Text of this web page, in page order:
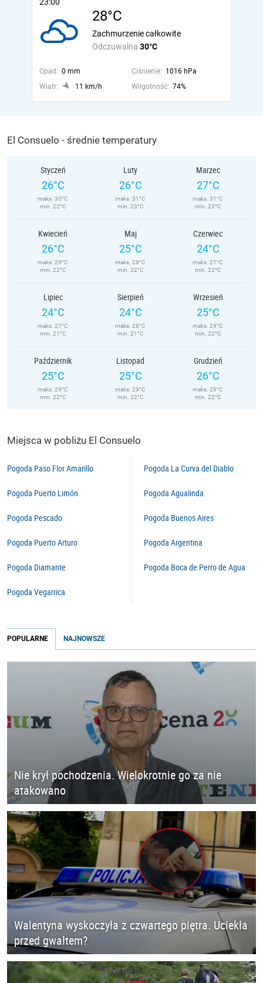
28°C
Odczuwalna 30°C
Zachmurzenie całkowite
Opad: 0 mm Ciśnienie: 1016 hPa
Wiatr:
11 km/h Wilgotność: 74%
El Consuelo - średnie temperatury
Styczeń
26°C
maks. 30°C
min. 22°C
Luty
26°C
maks. 31°C
min. 23°C
Marzec
27°C
maks. 31°C
min. 23°C
Kwiecień
26°C
maks. 29°C
min. 22°C
Maj
25°C
maks. 28°C
min. 22°C
Czerwiec
24°C
maks. 27°C
min. 22°C
Lipiec
24°C
maks. 27°C
min. 21°C
Sierpień
24°C
maks. 28°C
min. 21°C
Wrzesień
25°C
maks. 29°C
min. 22°C
Październik
25°C
maks. 29°C
min. 22°C
Listopad
25°C
maks. 29°C
min. 22°C
Grudzień
26°C
maks. 29°C
min. 22°C
Miejsca w pobliżu El Consuelo
Pogoda Paso Flor Amarillo
Pogoda Puerto Limón
Pogoda Pescado
Pogoda Puerto Arturo
Pogoda Diamante
Pogoda Vegarrica
Pogoda La Curva del Diablo
Pogoda Agualinda
Pogoda Buenos Aires
Pogoda Argentina
Pogoda Boca de Perro de Agua
POPULARNE NAJNOWSZE
Nie krył pochodzenia. Wielokrotnie go za nie
atakowano
Walentyna wyskoczyła z czwartego piętra. Uciekła
przed gwałtem?